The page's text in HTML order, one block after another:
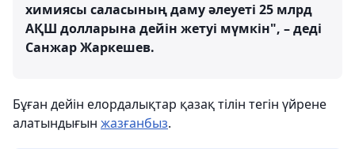
химиясы саласының даму әлеуеті 25 млрд
АҚШ долларына дейін жетуі мүмкін", – деді
Санжар Жаркешев.
Бұған дейін елордалықтар қазақ тілін тегін үйрене
алатындығын жазғанбыз.